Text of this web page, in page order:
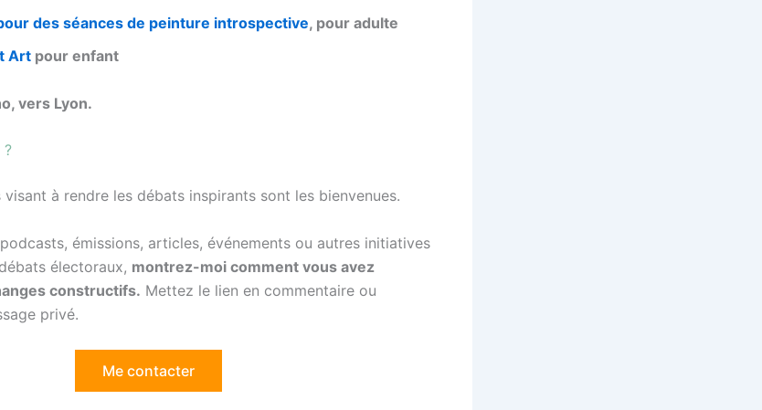
des séances de peinture introspective, pour adulte
Art pour enfant
vers Lyon.
?
à rendre les débats inspirants sont les bienvenues.
émissions, articles, événements ou autres initiatives
électoraux, montrez-moi comment vous avez
constructifs. Mettez le lien en commentaire ou
privé.
Me contacter